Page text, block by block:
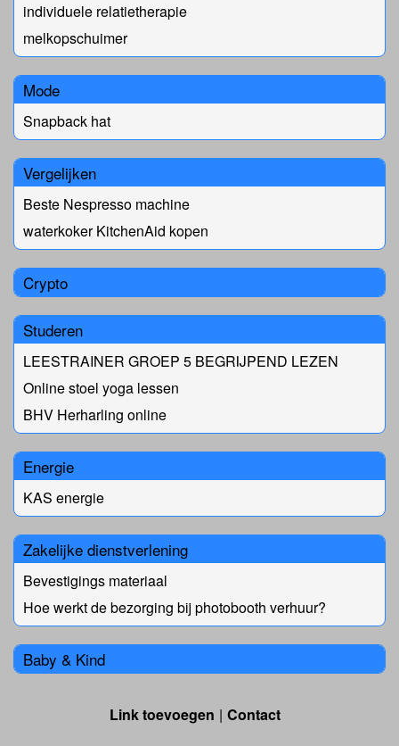
individuele relatietherapie
melkopschuimer
Mode
Snapback hat
Vergelijken
Beste Nespresso machine
waterkoker KitchenAid kopen
Crypto
Studeren
LEESTRAINER GROEP 5 BEGRIJPEND LEZEN
Online stoel yoga lessen
BHV Herharling online
Energie
KAS energie
Zakelijke dienstverlening
Bevestigings materiaal
Hoe werkt de bezorging bij photobooth verhuur?
Baby & Kind
Link toevoegen Contact